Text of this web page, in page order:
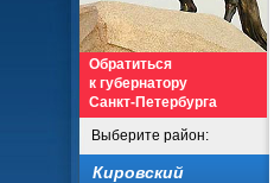
Обратиться
к губернатору
Санкт-Петербурга
Выберите район:
Кировский